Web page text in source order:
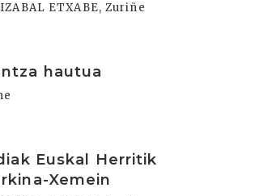
ETXABE, Zuriñe
hautua
Euskal Herritik
Xemein